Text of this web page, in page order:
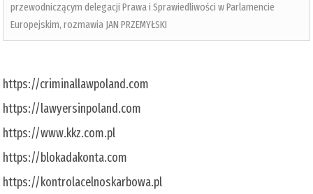
przewodniczącym delegacji Prawa i Sprawiedliwości w Parlamencie
Europejskim, rozmawia JAN PRZEMYŁSKI
https://criminallawpoland.com
https://lawyersinpoland.com
https://www.kkz.com.pl
https://blokadakonta.com
https://kontrolacelnoskarbowa.pl